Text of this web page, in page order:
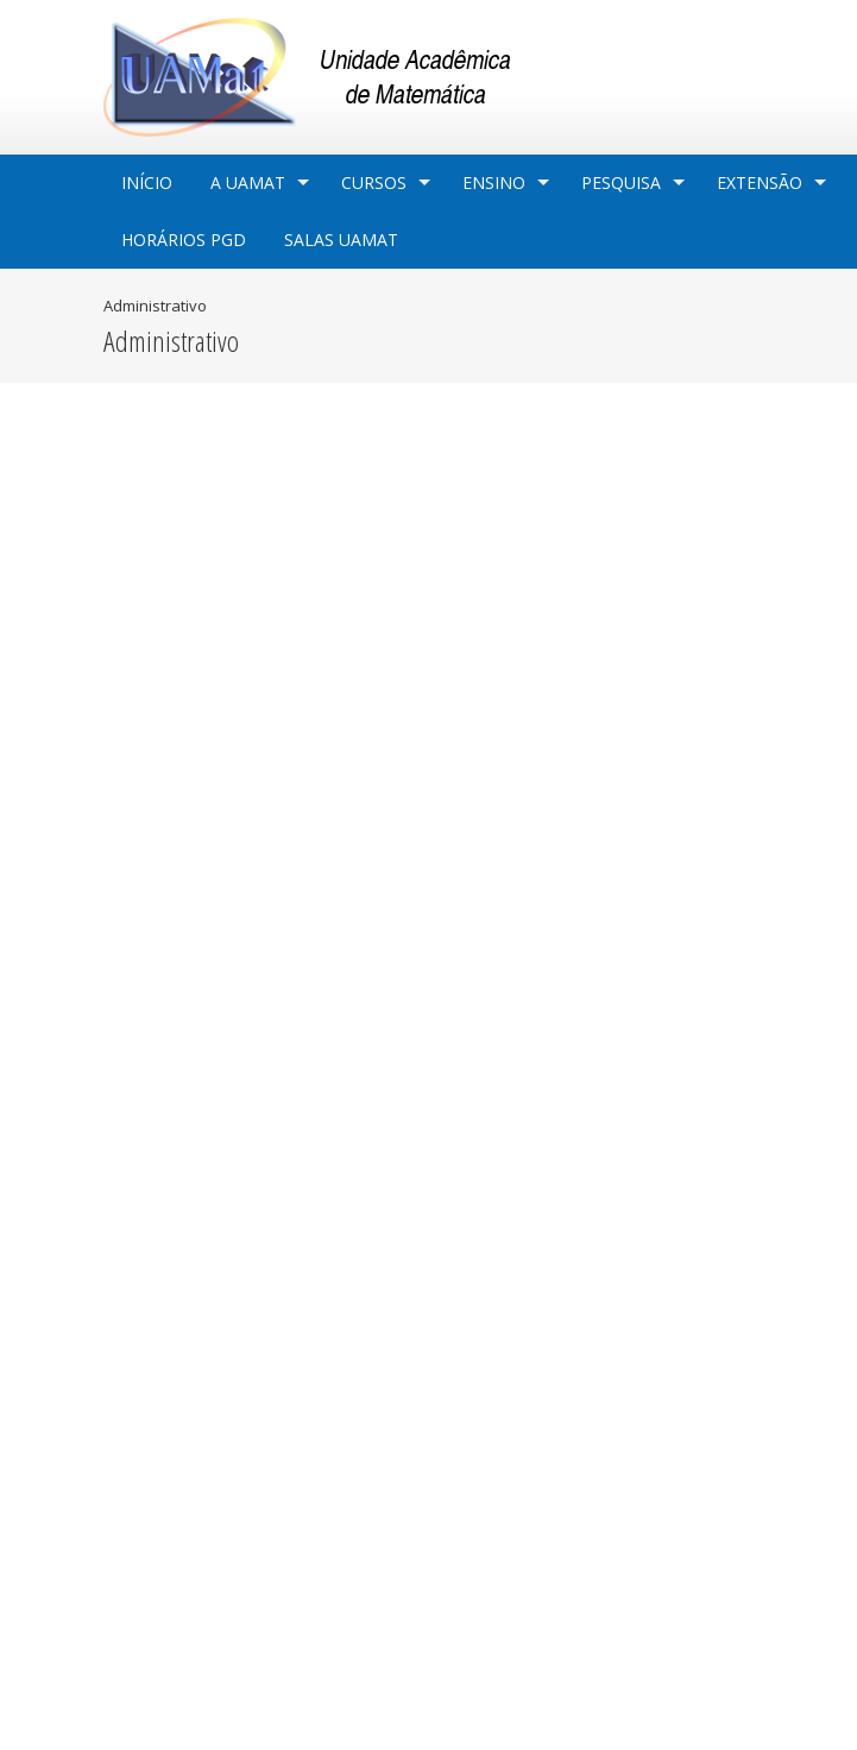
INÍCIO A UAMAT CURSOS ENSINO PESQUISA EXTENSÃO
HORÁRIOS PGD SALAS UAMAT
Administrativo
Administrativo